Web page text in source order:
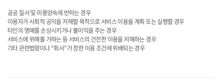
공공 질서 및 미풍양속에 반하는 경우
이용자가 사회적 공익을 저해할 목적으로 서비스 이용을 계획 또는 실행할 경우
타인의 명예를 손상시키거나 불이익을 주는 경우
서비스에 위해를 가하는 등 서비스의 건전한 이용을 저해하는 경우
기타 관련법령이나 “회사”가 정한 이용 조건에 위배되는 경우